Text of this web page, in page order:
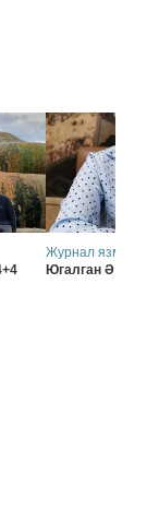
Журнал
Югалган Ә